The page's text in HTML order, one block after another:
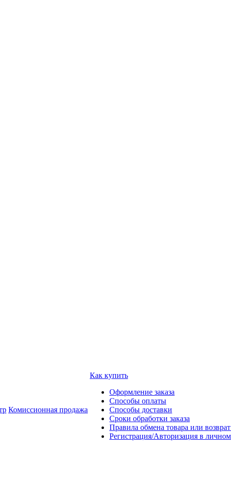
Комиссионная продажа
Как купить
Оформление заказа
Способы оплаты
Способы доставки
Сроки обработки заказа
Правила обмена товара или
Регистрация/Авторизация в